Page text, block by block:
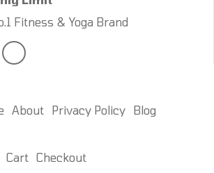
satu
...
beban berat. Namun,
dengan banyaknya
Fitness & Yoga Brand
About Privacy Policy Blog
Cart Checkout